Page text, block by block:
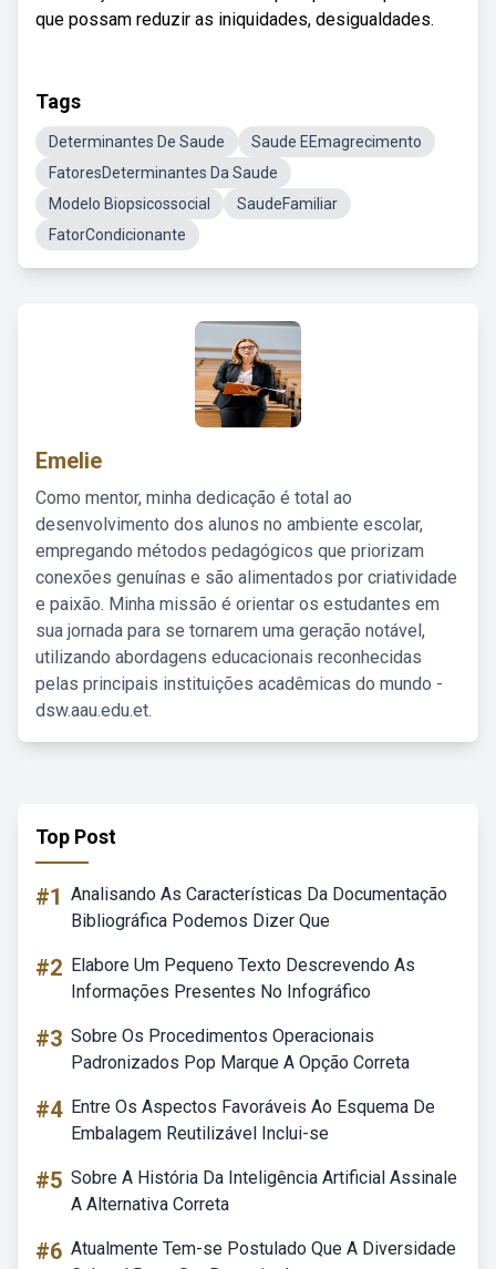
que possam reduzir as iniquidades, desigualdades.
Tags
Determinantes De Saude
Saude EEmagrecimento
FatoresDeterminantes Da Saude
Modelo Biopsicossocial
SaudeFamiliar
FatorCondicionante
Emelie
Como mentor, minha dedicação é total ao
desenvolvimento dos alunos no ambiente escolar,
empregando métodos pedagógicos que priorizam
conexões genuínas e são alimentados por criatividade
e paixão. Minha missão é orientar os estudantes em
sua jornada para se tornarem uma geração notável,
utilizando abordagens educacionais reconhecidas
pelas principais instituições acadêmicas do mundo -
dsw.aau.edu.et.
Top Post
#1 Analisando As Características Da Documentação
Bibliográfica Podemos Dizer Que
#2 Elabore Um Pequeno Texto Descrevendo As
Informações Presentes No Infográfico
#3 Sobre Os Procedimentos Operacionais
Padronizados Pop Marque A Opção Correta
#4 Entre Os Aspectos Favoráveis Ao Esquema De
Embalagem Reutilizável Inclui-se
#5 Sobre A História Da Inteligência Artificial Assinale
A Alternativa Correta
#6 Atualmente Tem-se Postulado Que A Diversidade